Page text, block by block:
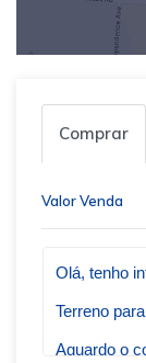
Comprar
Valor Venda